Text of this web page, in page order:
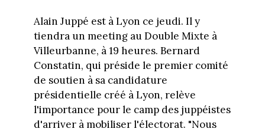
Alain Juppé est à Lyon ce jeudi. Il y
tiendra un meeting au Double Mixte à
Villeurbanne, à 19 heures. Bernard
Constatin, qui préside le premier comité
de soutien à sa candidature
présidentielle créé à Lyon, relève
l'importance pour le camp des juppéistes
d'arriver à mobiliser l'électorat. "Nous